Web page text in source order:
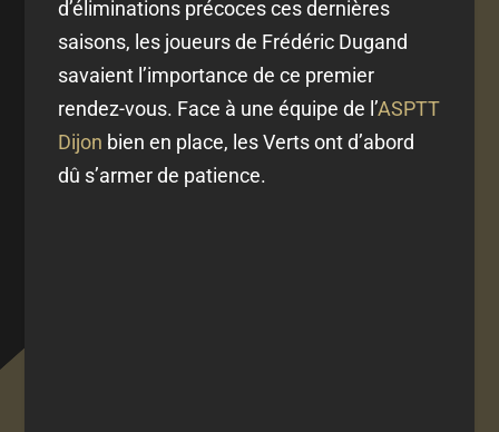
d’éliminations précoces ces dernières
saisons, les joueurs de Frédéric Dugand
savaient l’importance de ce premier
rendez-vous. Face à une équipe de l’ASPTT
Dijon bien en place, les Verts ont d’abord
dû s’armer de patience.